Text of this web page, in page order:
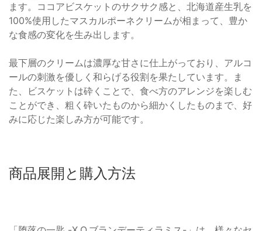
ます。ココアビスケットのサクサク感と、北海道産生乳を
100%使用したマスカルポーネクリームが相まって、豊か
な食感の変化を生み出します。
最下層のクリームは濃厚な甘さに仕上がっており、アルコ
ールの刺激を優しく和らげる役割を果たしています。ま
た、ビスケットは砕くことで、食べ方のアレンジを楽しむ
ことができ、粗く砕いたものから細かくしたものまで、好
みに応じた楽しみ方が可能です。
商品展開と購入方法